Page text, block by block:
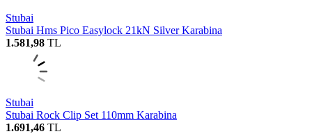
Stubai
Stubai Hms Pico Easylock 21kN Silver Karabina
1.581,98 TL
Stubai
Stubai Rock Clip Set 110mm Karabina
1.691,46 TL